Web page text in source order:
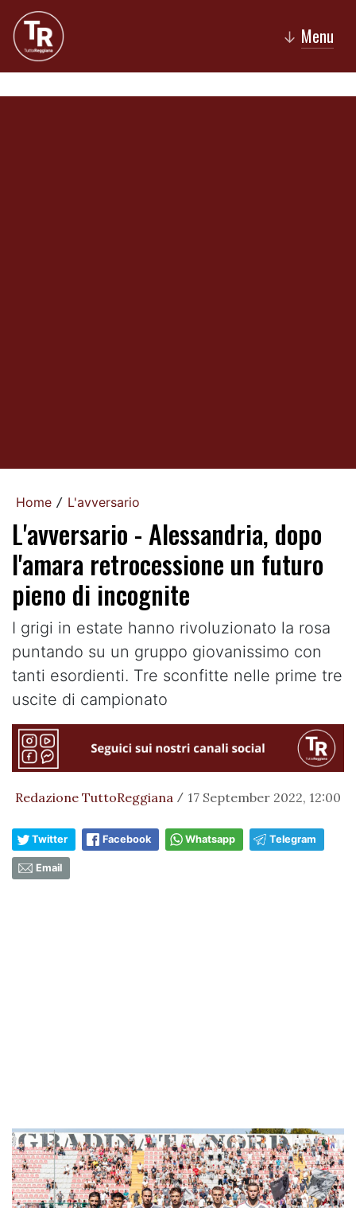
↓ Menu
Home / L'avversario
L'avversario - Alessandria, dopo
l'amara retrocessione un futuro
pieno di incognite
I grigi in estate hanno rivoluzionato la rosa
puntando su un gruppo giovanissimo con
tanti esordienti. Tre sconfitte nelle prime tre
uscite di campionato
Redazione TuttoReggiana / 17 September 2022, 12:00
Twitter Facebook Whatsapp Telegram
Email